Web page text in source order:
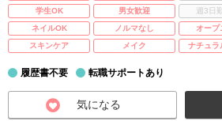
学生OK
男女歓迎 週3日
ネイルOK
ノルマなし オープ
スキンケア
メイク ナチュラ
履歴書不要 転職サポートあり
気になる